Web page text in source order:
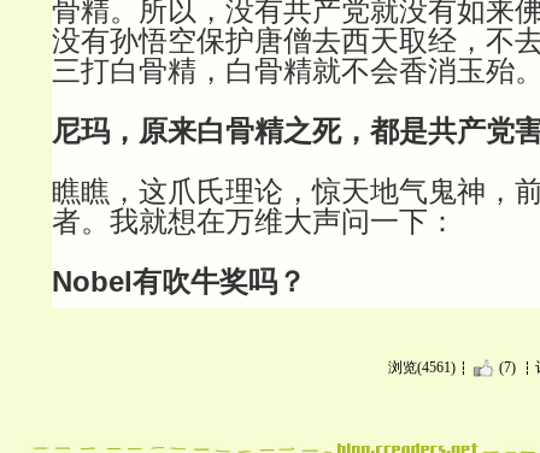
骨精。所以，没有共产党就没有如来
没有孙悟空保护唐僧去西天取经，不
三打白骨精，白骨精就不会香消玉殆
尼玛，原来白骨精之死，都是共产党
瞧瞧，这爪氏理论，惊天地气鬼神，
者。我就想在万维大声问一下：
Nobel有吹牛奖吗？
浏览(4561) (7)